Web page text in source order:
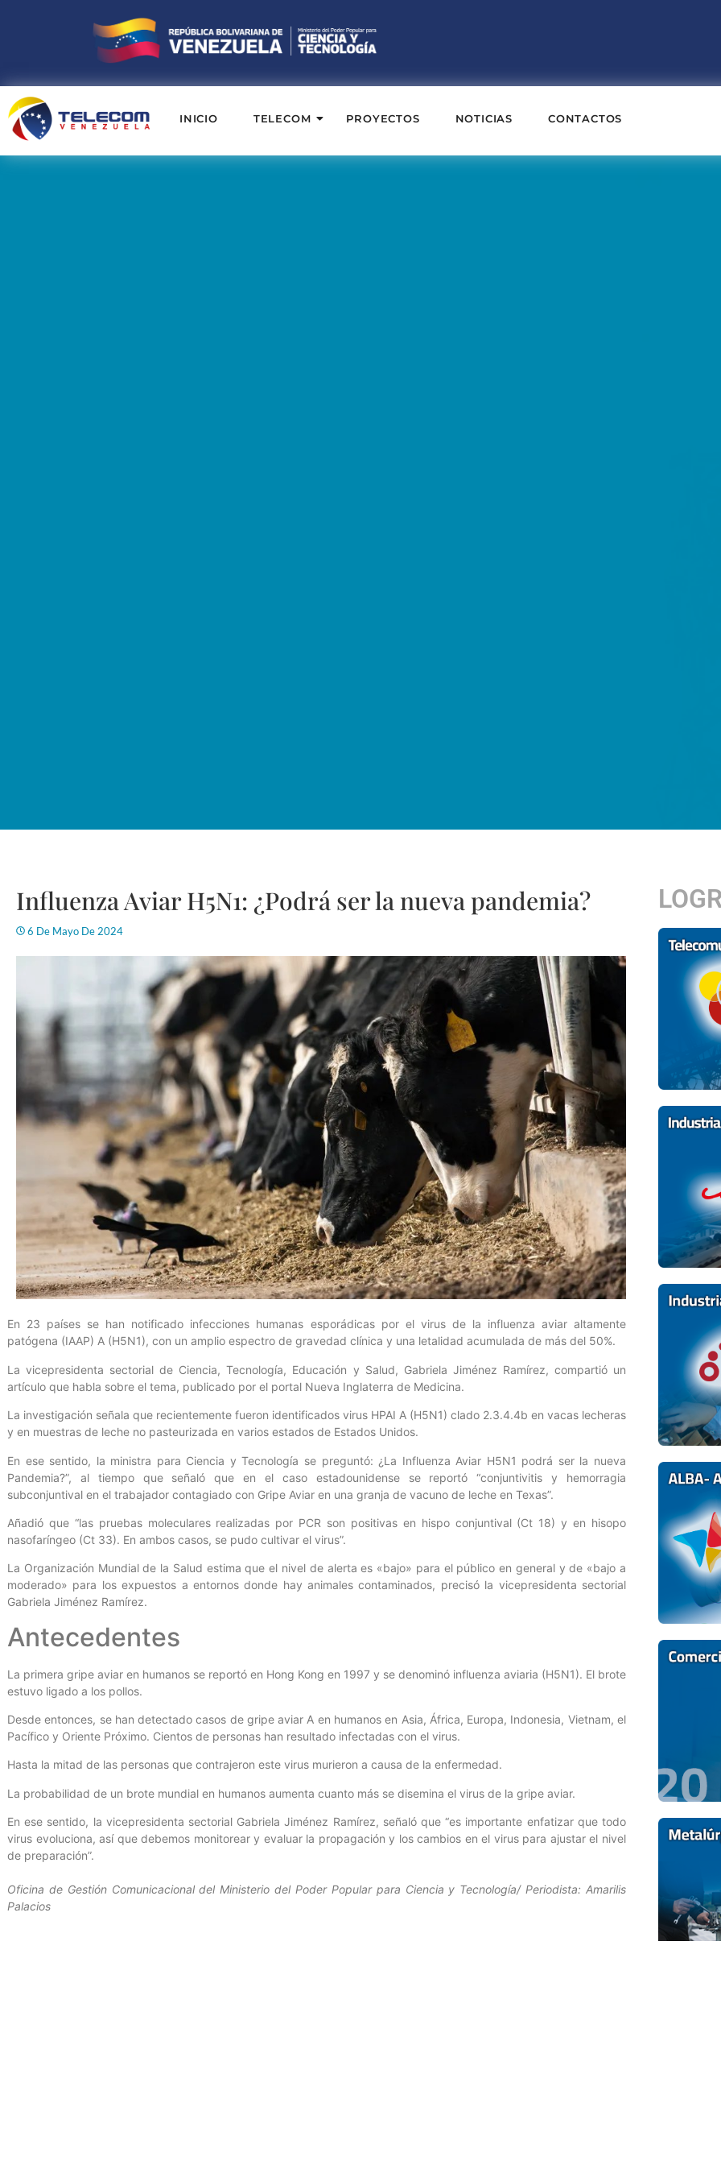
INICIO TELECOM PROYECTOS NOTICIAS CONTACTOS
Influenza Aviar H5N1: ¿Podrá ser la nueva pandemia?
6 De Mayo De 2024
En 23 países se han notificado infecciones humanas esporádicas por el virus de la influenza aviar altamente
patógena (IAAP) A (H5N1), con un amplio espectro de gravedad clínica y una letalidad acumulada de más del 50%.
La vicepresidenta sectorial de Ciencia, Tecnología, Educación y Salud, Gabriela Jiménez Ramírez, compartió un
artículo que habla sobre el tema, publicado por el portal Nueva Inglaterra de Medicina.
La investigación señala que recientemente fueron identificados virus HPAI A (H5N1) clado 2.3.4.4b en vacas lecheras
y en muestras de leche no pasteurizada en varios estados de Estados Unidos.
En ese sentido, la ministra para Ciencia y Tecnología se preguntó: ¿La Influenza Aviar H5N1 podrá ser la nueva
Pandemia?”, al tiempo que señaló que en el caso estadounidense se reportó “conjuntivitis y hemorragia
subconjuntival en el trabajador contagiado con Gripe Aviar en una granja de vacuno de leche en Texas”.
Añadió que “las pruebas moleculares realizadas por PCR son positivas en hispo conjuntival (Ct 18) y en hisopo
nasofaríngeo (Ct 33). En ambos casos, se pudo cultivar el virus”.
La Organización Mundial de la Salud estima que el nivel de alerta es «bajo» para el público en general y de «bajo a
moderado» para los expuestos a entornos donde hay animales contaminados, precisó la vicepresidenta sectorial
Gabriela Jiménez Ramírez.
Antecedentes
La primera gripe aviar en humanos se reportó en Hong Kong en 1997 y se denominó influenza aviaria (H5N1). El brote
estuvo ligado a los pollos.
Desde entonces, se han detectado casos de gripe aviar A en humanos en Asia, África, Europa, Indonesia, Vietnam, el
Pacífico y Oriente Próximo. Cientos de personas han resultado infectadas con el virus.
Hasta la mitad de las personas que contrajeron este virus murieron a causa de la enfermedad.
La probabilidad de un brote mundial en humanos aumenta cuanto más se disemina el virus de la gripe aviar.
En ese sentido, la vicepresidenta sectorial Gabriela Jiménez Ramírez, señaló que “es importante enfatizar que todo
virus evoluciona, así que debemos monitorear y evaluar la propagación y los cambios en el virus para ajustar el nivel
de preparación”.
Oficina de Gestión Comunicacional del Ministerio del Poder Popular para Ciencia y Tecnología/ Periodista: Amarilis
Palacios